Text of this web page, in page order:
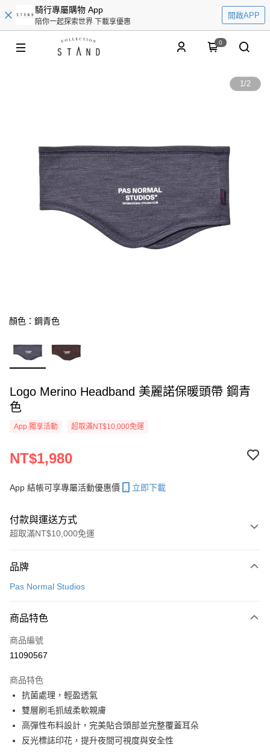
騎行專屬購物 App
陪你一起探索世界 下載享優惠
開啟APP
0
1/2
顏色：鋼青色
Logo Merino Headband 美麗諾保暖頭帶 鋼青
色
App 獨享活動 超取滿NT$10,000免運
NT$1,980
App 結帳可享專屬活動優惠價 立即下載
付款與運送方式
超取滿NT$10,000免運
信用卡一次付款
LINE Pay
Apple Pay
運送方式
全家店到店
每筆NT$80，滿NT$10,000(含以上)免運費
品牌
Pas Normal Studios
商品特色
商品編號
11090567
商品特色
抗菌處理，輕盈透氣
雙層刷毛抓絨柔軟親膚
高彈性布料設計，完美貼合頭部並完整覆蓋耳朵
反光標誌印花，提升夜間可視度與安全性